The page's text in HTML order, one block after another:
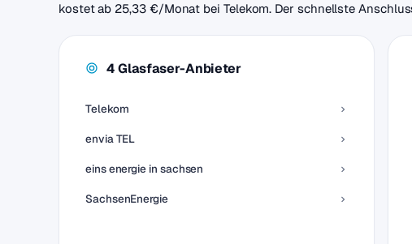
kostet ab 25,33 €/Monat bei Telekom. Der schnellste
4 Glasfaser-Anbieter
Telekom
envia TEL
eins energie in sachsen
SachsenEnergie